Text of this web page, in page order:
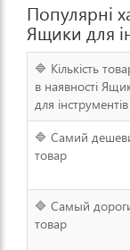
Популярні
Ящики для
🔷 Кількість
в наявності
для інструментів
🔷 Самий
товар
🔷 Самый
товар